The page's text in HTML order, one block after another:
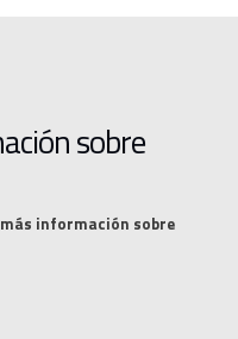
sobre
información sobre